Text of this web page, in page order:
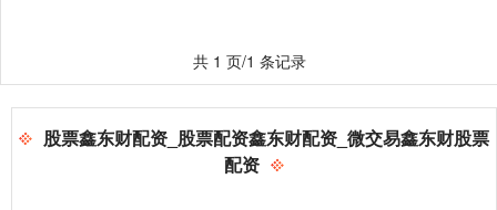
共 1 页/1 条记录
股票鑫东财配资_股票配资鑫东财配资_微交易鑫东财股票
配资